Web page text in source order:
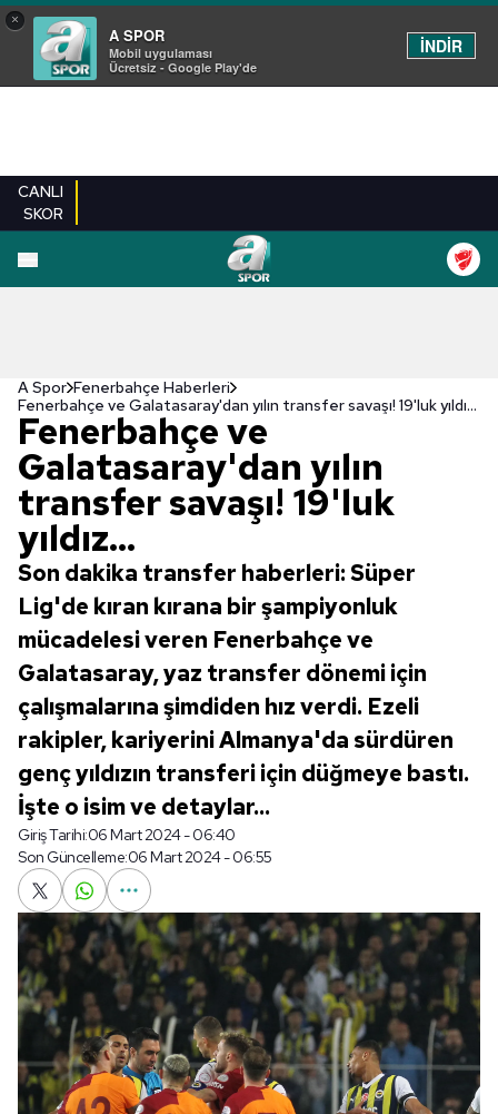
×
A SPOR
Mobil uygulaması
Ücretsiz - Google Play'de
İNDİR
CANLI
SKOR
A Spor Fenerbahçe Haberleri
Fenerbahçe ve Galatasaray'dan yılın transfer savaşı! 19'luk yıldız...
Fenerbahçe ve
Galatasaray'dan yılın
transfer savaşı! 19'luk
yıldız...
Son dakika transfer haberleri: Süper
Lig'de kıran kırana bir şampiyonluk
mücadelesi veren Fenerbahçe ve
Galatasaray, yaz transfer dönemi için
çalışmalarına şimdiden hız verdi. Ezeli
rakipler, kariyerini Almanya'da sürdüren
genç yıldızın transferi için düğmeye bastı.
İşte o isim ve detaylar...
Giriş Tarihi:06 Mart 2024 - 06:40
Son Güncelleme:06 Mart 2024 - 06:55